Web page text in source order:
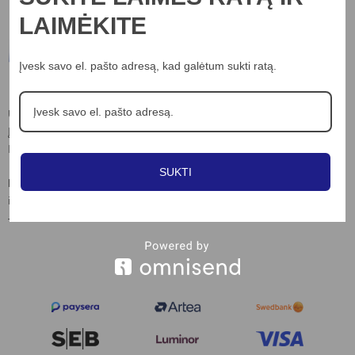
UAB “Nord lights”
Įm.k. 306703898
info@nordlights.lt
+370 615 90769
Informacija
Kontaktai
Privatumo poltika
LAIMĖKITE
Įvesk savo el. pašto adresą, kad galėtum sukti ratą.
SUKTI